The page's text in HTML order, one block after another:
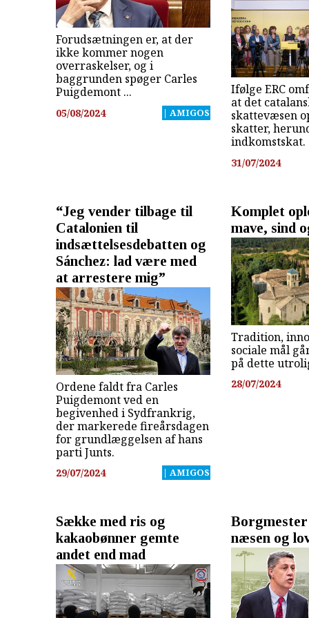
Forudsætningen er, at der
ikke kommer nogen
overraskelser, og i
baggrunden spøger Carles
Puigdemont ...
05/08/2024 | AMIGOS
Ifølge ERC
at det
skattevæsen
skatter,
indkomstskat.
31/07/2024
“Jeg vender tilbage til
Catalonien til
indsættelsesdebatten og
Sánchez: lad være med
at arrestere mig”
Ordene faldt fra Carles
Puigdemont ved en
begivenhed i Sydfrankrig,
der markerede fireårsdagen
for grundlæggelsen af hans
parti Junts.
29/07/2024 | AMIGOS
Komplet
mave, sind
Tradition,
sociale mål
på dette
28/07/2024
Sække med ris og
kakaobønner gemte
andet end mad
Borgmester
næsen og